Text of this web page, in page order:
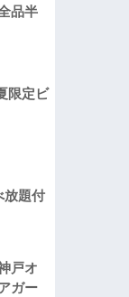
品半
限定ビ
放題付
戸オ
ガー